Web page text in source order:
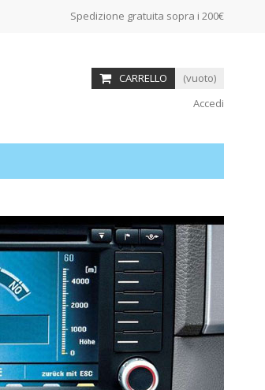
Spedizione gratuita sopra i 200€
CARRELLO
(vuoto)
Accedi